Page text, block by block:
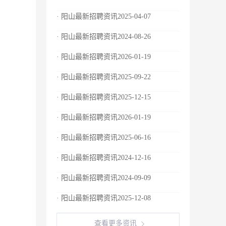
· 阳山最新招聘资讯2025-04-07
· 阳山最新招聘资讯2024-08-26
· 阳山最新招聘资讯2026-01-19
· 阳山最新招聘资讯2025-09-22
· 阳山最新招聘资讯2025-12-15
· 阳山最新招聘资讯2026-01-19
· 阳山最新招聘资讯2025-06-16
· 阳山最新招聘资讯2024-12-16
· 阳山最新招聘资讯2024-09-09
· 阳山最新招聘资讯2025-12-08
查看更多资讯